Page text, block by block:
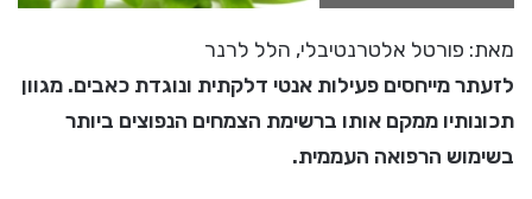
מאת: פורטל אלטרנטיבלי, הלל לרנר
לזעתר מייחסים פעילות אנטי דלקתית ונוגדת כאבים. מגוון
תכונותיו ממקם אותו ברשימת הצמחים הנפוצים ביותר
בשימוש הרפואה העממית.